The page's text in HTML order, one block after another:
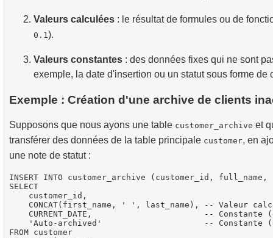
Valeurs calculées : le résultat de formules ou de
0.1 ).
Valeurs constantes : des données fixes qui ne sont
exemple, la date d'insertion ou un statut sous forme de
Exemple : Création d'une archive de clients
Supposons que nous ayons une table customer_archive et
transférer des données de la table principale customer, en
une note de statut :
INSERT INTO customer_archive (customer_id,
SELECT
    customer_id,
CONCAT(first_name, ' ', last_name), -- Valeur
CURRENT_DATE,                       -- Constante
'Auto-archived'                     -- Constante
FROM customer